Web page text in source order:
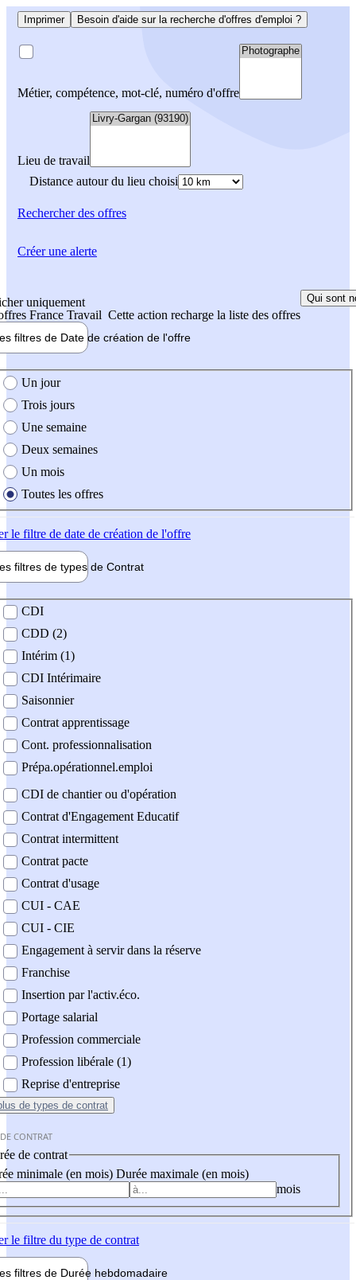
Imprimer Besoin d'aide sur la recherche d'offres d'emploi ?
Métier, compétence, mot-clé, numéro d'offre
Lieu de travail
Distance autour du lieu choisi
Rechercherdes offres
uniquement
France Travail Cette action recharge la liste des offres
Qui sont
filtres de Date de création de l'offre
création de l'offre
Un jour
Trois jours
Une semaine
Deux semaines
Un mois
Toutes les offres
le filtre de date de création de l'offre
filtres de types de Contrat
contrat
CDI
CDD (2)
Intérim (1)
CDI Intérimaire
Saisonnier
Contrat apprentissage
Cont. professionnalisation
Prépa.opérationnel.emploi
CDI de chantier ou d'opération
Contrat d'Engagement Educatif
Contrat intermittent
Contrat pacte
Contrat d'usage
CUI - CAE
CUI - CIE
Engagement à servir dans la réserve
Franchise
Insertion par l'activ.éco.
Portage salarial
Profession commerciale
Profession libérale (1)
Reprise d'entreprise
de types de contrat
CONTRAT
de contrat
minimale (en mois) Durée maximale (en mois)
mois
le filtre du type de contrat
filtres de Durée hebdomadaire
Créer une alerte